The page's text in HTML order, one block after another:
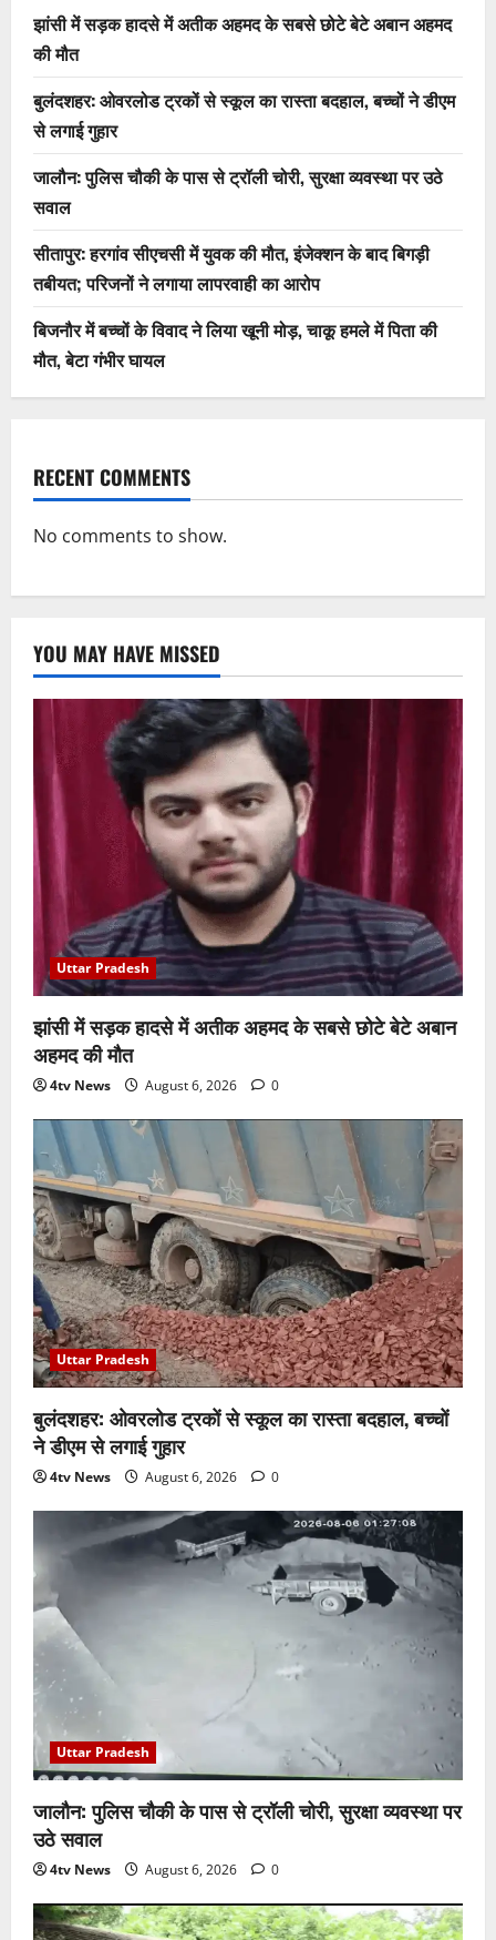
झांसी में सड़क हादसे में अतीक अहमद के सबसे छोटे बेटे अबान अहमद
की मौत
बुलंदशहर: ओवरलोड ट्रकों से स्कूल का रास्ता बदहाल, बच्चों ने डीएम
से लगाई गुहार
जालौन: पुलिस चौकी के पास से ट्रॉली चोरी, सुरक्षा व्यवस्था पर उठे
सवाल
सीतापुर: हरगांव सीएचसी में युवक की मौत, इंजेक्शन के बाद बिगड़ी
तबीयत; परिजनों ने लगाया लापरवाही का आरोप
बिजनौर में बच्चों के विवाद ने लिया खूनी मोड़, चाकू हमले में पिता की
मौत, बेटा गंभीर घायल
RECENT COMMENTS
No comments to show.
YOU MAY HAVE MISSED
Uttar Pradesh
झांसी में सड़क हादसे में अतीक अहमद के सबसे छोटे बेटे अबान
अहमद की मौत
4tv News August 6, 2026 0
Uttar Pradesh
बुलंदशहर: ओवरलोड ट्रकों से स्कूल का रास्ता बदहाल, बच्चों
ने डीएम से लगाई गुहार
4tv News August 6, 2026 0
Uttar Pradesh
जालौन: पुलिस चौकी के पास से ट्रॉली चोरी, सुरक्षा व्यवस्था पर
उठे सवाल
4tv News August 6, 2026 0